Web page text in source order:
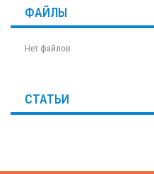
ФАЙЛЫ
Нет файлов
СТАТЬИ